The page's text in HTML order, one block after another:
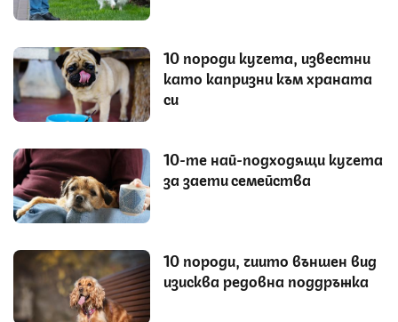
10 породи кучета, известни
като капризни към храната
си
10-те най-подходящи кучета
за заети семейства
10 породи, чиито външен вид
изисква редовна поддръжка